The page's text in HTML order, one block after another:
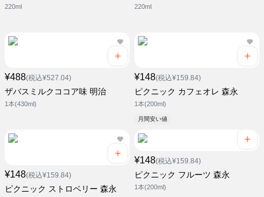
220ml 220ml
¥488(税込¥527.04)
ザバスミルクココア味 明治
1本(430ml)
¥148(税込¥159.84)
ピクニック カフェオレ 森永
1本(200ml)
月間安い値
¥148(税込¥159.84)
ピクニック ストロベリー 森永
¥148(税込¥159.84)
ピクニック フルーツ 森永
1本(200ml)